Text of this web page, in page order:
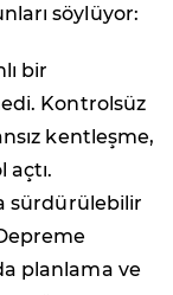
söylüyor:
bir
Kontrolsüz
kentleşme,
sürdürülebilir
planlama ve